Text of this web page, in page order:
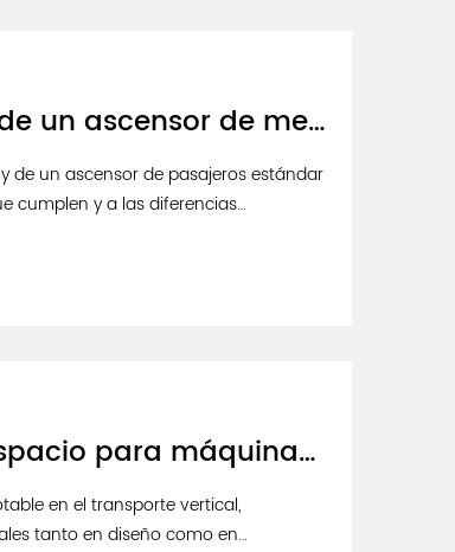
¿Cómo se compara la capacidad de peso de un ascensor de mercancías de sala de máquinas con la de un ascensor de pasajeros estándar?
de un ascensor de pasajeros estándar
cumplen y a las diferencias
¿En qué se diferencian los ascensores sin espacio para máquinas de los sistemas de ascensores tradicionales en términos de diseño y funcionalidad?
en el transporte vertical,
tanto en diseño como en